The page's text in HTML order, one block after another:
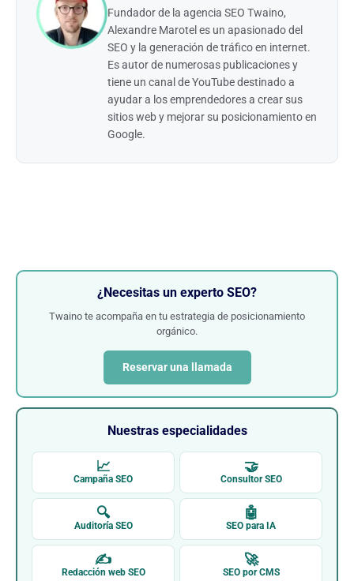
Fundador de la agencia SEO Twaino,
Alexandre Marotel es un apasionado del
SEO y la generación de tráfico en internet.
Es autor de numerosas publicaciones y
tiene un canal de YouTube destinado a
ayudar a los emprendedores a crear sus
sitios web y mejorar su posicionamiento en
Google.
¿Necesitas un experto SEO?
Twaino te acompaña en tu estrategia de posicionamiento
orgánico.
Reservar una llamada
Nuestras especialidades
📈
Campaña SEO
🤝
Consultor SEO
🔍
Auditoría SEO
🤖
SEO para IA
✍
Redacción web SEO
🚀
SEO por CMS